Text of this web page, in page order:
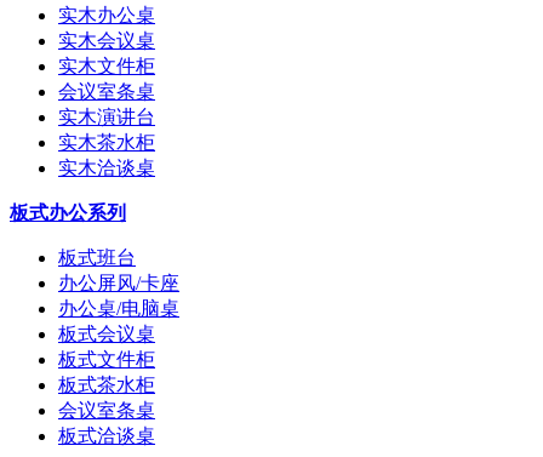
实木办公桌
实木会议桌
实木文件柜
会议室条桌
实木演讲台
实木茶水柜
实木洽谈桌
板式办公系列
板式班台
办公屏风/卡座
办公桌/电脑桌
板式会议桌
板式文件柜
板式茶水柜
会议室条桌
板式洽谈桌